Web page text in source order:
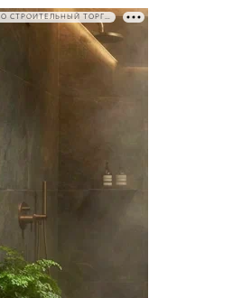
РЕКЛАМА • ООО СТРОИТЕЛЬНЫЙ ТОРГОВЫЙ ДОМ «ПЕТРОВИЧ». ИНН: 7802348846